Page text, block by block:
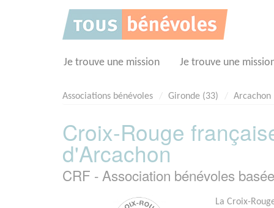
Je trouve une mission Je trouve une
Associations bénévoles Gironde (33) Arcachon
Croix-Rouge
d'Arcachon
CRF - Association bénévoles
La Croix-